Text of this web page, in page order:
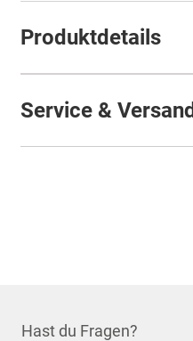
Produktdetails
Service & Versand
Hast du Fragen?